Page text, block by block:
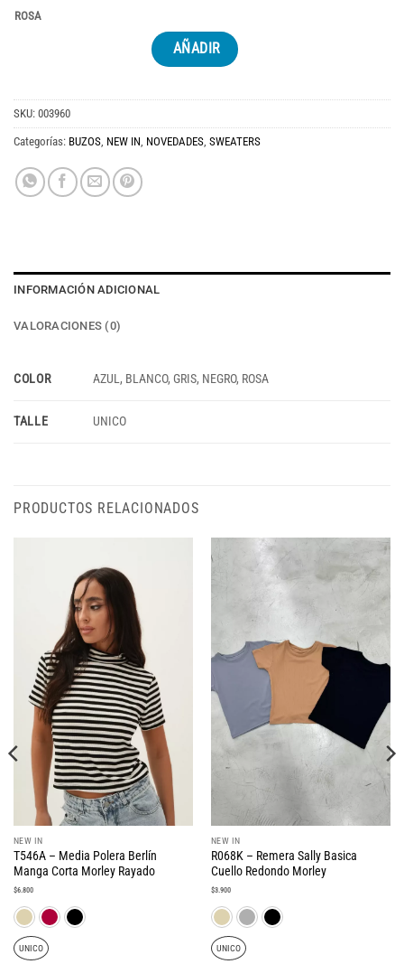
ROSA
AÑADIR
SKU: 003960
Categorías: BUZOS, NEW IN, NOVEDADES, SWEATERS
INFORMACIÓN ADICIONAL
VALORACIONES (0)
COLOR AZUL, BLANCO, GRIS, NEGRO, ROSA
TALLE UNICO
PRODUCTOS RELACIONADOS
NEW IN
T546A – Media Polera Berlín
Manga Corta Morley Rayado
$6.800
UNICO
NEW IN
R068K – Remera Sally Basica
Cuello Redondo Morley
$3.900
UNICO